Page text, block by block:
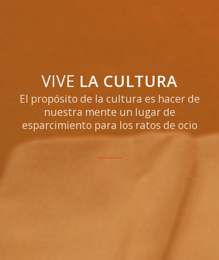
VIVE LA CULTURA
El propósito de la cultura es hacer de
nuestra mente un lugar de
esparcimiento para los ratos de ocio